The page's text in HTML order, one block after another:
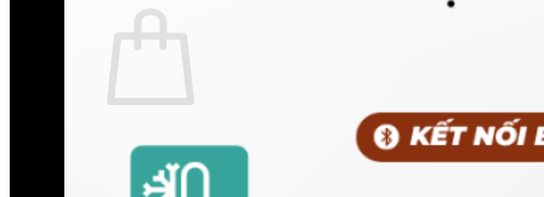
Chưa có sản phẩm trong giỏ hàng.
Quay trở lại cửa hàng